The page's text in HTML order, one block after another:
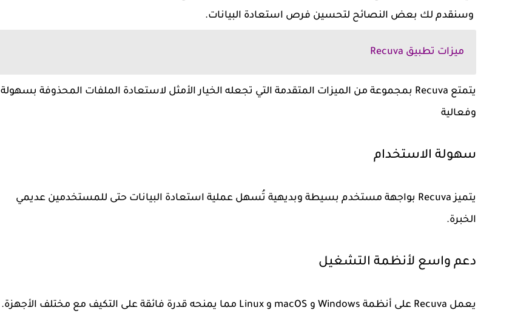
وسنقدم لك بعض النصائح لتحسين فرص استعادة البيانات.
ميزات تطبيق Recuva
يتمتع Recuva بمجموعة من الميزات المتقدمة التي تجعله الخيار الأمثل لاستعادة الملفات المحذوفة بسهولة
وفعالية
سهولة الاستخدام
يتميز Recuva بواجهة مستخدم بسيطة وبديهية تُسهل عملية استعادة البيانات حتى للمستخدمين عديمي
الخبرة.
دعم واسع لأنظمة التشغيل
يعمل Recuva على أنظمة Windows و macOS و Linux مما يمنحه قدرة فائقة على التكيف مع مختلف الأجهزة.